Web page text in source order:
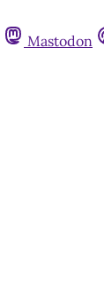
Mastodon